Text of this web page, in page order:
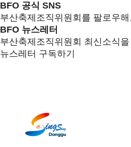
BFO 공식 SNS
부산축제조직위원회를 팔로우
BFO 뉴스레터
부산축제조직위원회 최신소식
뉴스레터 구독하기